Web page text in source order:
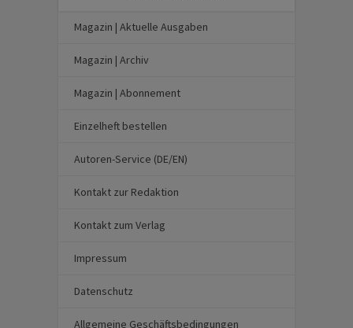
Magazin | Aktuelle Ausgaben
Magazin | Archiv
Magazin | Abonnement
Einzelheft bestellen
Autoren-Service (DE/EN)
Kontakt zur Redaktion
Kontakt zum Verlag
Impressum
Datenschutz
Allgemeine Geschäftsbedingungen